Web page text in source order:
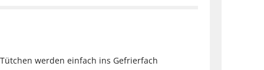
werden einfach ins Gefrierfach